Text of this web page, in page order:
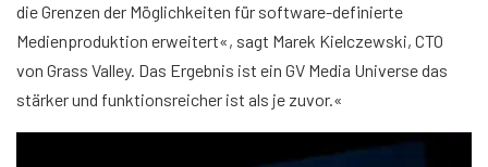
die Grenzen der Möglichkeiten für software-definierte
Medienproduktion erweitert«, sagt Marek Kielczewski, CTO
von Grass Valley. Das Ergebnis ist ein GV Media Universe das
stärker und funktionsreicher ist als je zuvor.«